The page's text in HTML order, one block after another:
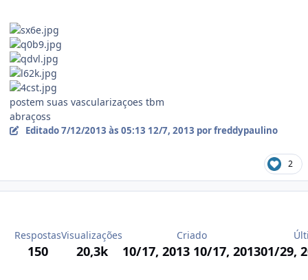
postem suas vascularizaçoes tbm
abraçoss
Editado7/12/2013 às 05:13 12/7, 2013 por freddypaulino
2
Respostas
150
Visualizações
20,3k
Criado
10/17, 2013 10/17, 201301/29,